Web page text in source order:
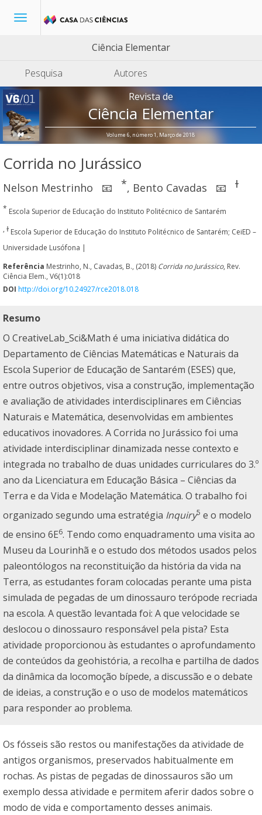
Toggle
Ciência Elementar
Pesquisa
Autores
Revista de
Ciência Elementar
Volume 6, número 1, Março de 2018
Corrida no Jurássico
Nelson Mestrinho 📧 *, Bento Cavadas 📧 ɫ
* Escola Superior de Educação do Instituto Politécnico de Santarém
, ɫ Escola Superior de Educação do Instituto Politécnico de Santarém; CeiED –
Universidade Lusófona |
Referência Mestrinho, N., Cavadas, B., (2018) Corrida no Jurássico, Rev.
Ciência Elem., V6(1):018
DOI http://doi.org/10.24927/rce2018.018
Resumo
O CreativeLab_Sci&Math é uma iniciativa didática do
Departamento de Ciências Matemáticas e Naturais da
Escola Superior de Educação de Santarém (ESES) que,
entre outros objetivos, visa a construção, implementação
e avaliação de atividades interdisciplinares em Ciências
Naturais e Matemática, desenvolvidas em ambientes
educativos inovadores. A Corrida no Jurássico foi uma
atividade interdisciplinar dinamizada nesse contexto e
integrada no trabalho de duas unidades curriculares do 3.º
ano da Licenciatura em Educação Básica – Ciências da
Terra e da Vida e Modelação Matemática. O trabalho foi
organizado segundo uma estratégia Inquiry5 e o modelo
de ensino 6E6. Tendo como enquadramento uma visita ao
Museu da Lourinhã e o estudo dos métodos usados pelos
paleontólogos na reconstituição da história da vida na
Terra, as estudantes foram colocadas perante uma pista
simulada de pegadas de um dinossauro terópode recriada
na escola. A questão levantada foi: A que velocidade se
deslocou o dinossauro responsável pela pista? Esta
atividade proporcionou às estudantes o aprofundamento
de conteúdos da geohistória, a recolha e partilha de dados
da dinâmica da locomoção bípede, a discussão e o debate
de ideias, a construção e o uso de modelos matemáticos
para responder ao problema.
Os fósseis são restos ou manifestações da atividade de
antigos organismos, preservados habitualmente em
rochas. As pistas de pegadas de dinossauros são um
exemplo dessa atividade e permitem aferir dados sobre o
modo de vida e comportamento desses animais.